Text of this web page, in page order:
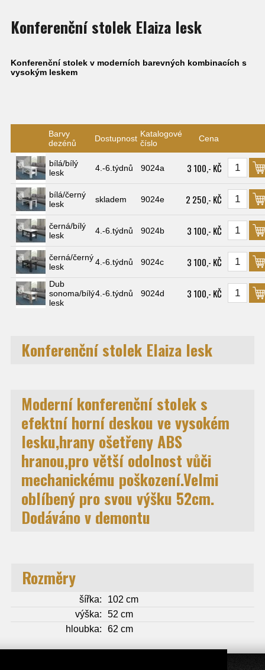
Konferenční stolek Elaiza lesk
Konferenční stolek v moderních barevných kombinacích s
vysokým leskem
Barvy
dezénů
Dostupnost Katalogové
číslo
Cena
bílá/bílý
lesk
4.-6.týdnů 9024a 3 100,- KČ
bílá/černý
lesk
skladem 9024e 2 250,- KČ
černá/bílý
lesk
4.-6.týdnů 9024b 3 100,- KČ
černá/černý
lesk
4.-6.týdnů 9024c 3 100,- KČ
Dub
sonoma/bílý
lesk
4.-6.týdnů 9024d 3 100,- KČ
Konferenční stolek Elaiza lesk
Moderní konferenční stolek s
efektní horní deskou ve vysokém
lesku,hrany ošetřeny ABS
hranou,pro větší odolnost vůči
mechanickému poškození.Velmi
oblíbený pro svou výšku 52cm.
Dodáváno v demontu
Rozměry
šířka:
102 cm
výška:
52 cm
hloubka:
62 cm